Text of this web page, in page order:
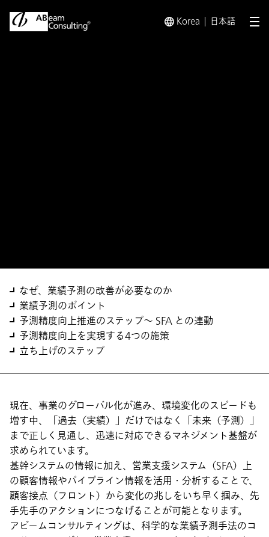
Korea 日本語 メ
なぜ、業績予測の改善が必要なのか
業績予測のポイント
予測精度向上推進のステップ～ SFA との連動
予測精度向上を実現する4つの施策
立ち上げのステップ
現在、事業のグローバル化が進み、環境変化のスピードも
増す中、「過去（実績）」だけではなく「未来（予測）」
まで正しく見通し、迅速に対応できるマネジメント基盤が
求められています。
基幹システムの情報に加え、営業支援システム（SFA）上
の顧客情報やパイプライン情報を活用・分析することで、
顧客接点（フロント）から変化の兆しをいち早く掴み、先
手先手のアクションにつなげることが可能となります。
アビームコンサルティングは、科学的な業績予測手法のコ